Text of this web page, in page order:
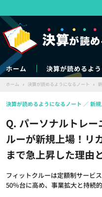
ホーム 決算が読めるよ
ホーム › 決算が読めるようになるノート ›
Q. パーソナルトレ
ルーが新規上場！リ
まで急上昇した理由
フィットクルーは定額制サービ
50％台に高め、事業拡大と持続
決算が読めるようになるノート 新